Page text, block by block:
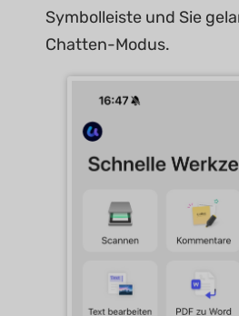
Symbolleiste und Sie
Chatten-Modus.